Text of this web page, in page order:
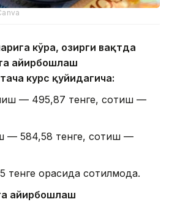
кўра, ҳозирги вақтда
айирбошлаш
курс қуйидагича:
— 495,87 тенге, сотиш —
— 584,58 тенге, сотиш —
орасида сотилмоқда.
айирбошлаш